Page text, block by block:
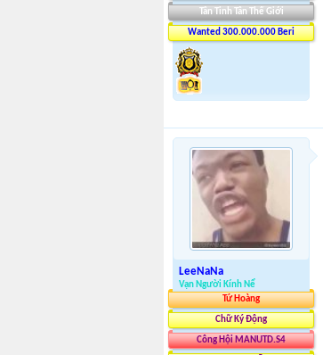
Tân Tinh Tân Thế Giới
Wanted 300.000.000 Beri
LeeNaNa
Vạn Người Kính Nể
Tứ Hoàng
Chữ Ký Động
Công Hội MANUTD.S4